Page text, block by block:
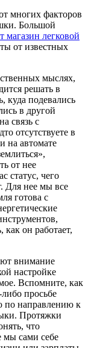
многих факторов
Большой
магазин легковой
от известных
мыслях,
решать в
куда подевались
в другой
связь с
отсутствуете в
на автомате
от нее
статус, чего
Для нее мы все
готова с
он работает,
внимание
настройке
Вспомните, как
просьбе
по направлению к
Протяжки
что
мы сами себе